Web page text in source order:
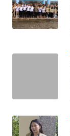
BOGOR
WN
WN
SAMOSIR